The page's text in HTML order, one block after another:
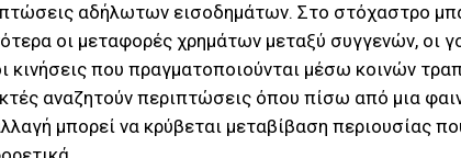
αδήλωτων εισοδημάτων. Στο στόχαστρο
οι μεταφορές χρημάτων μεταξύ συγγενών, οι
κινήσεις που πραγματοποιούνται μέσω κοινών
αναζητούν περιπτώσεις όπου πίσω από μια
μπορεί να κρύβεται μεταβίβαση περιουσίας